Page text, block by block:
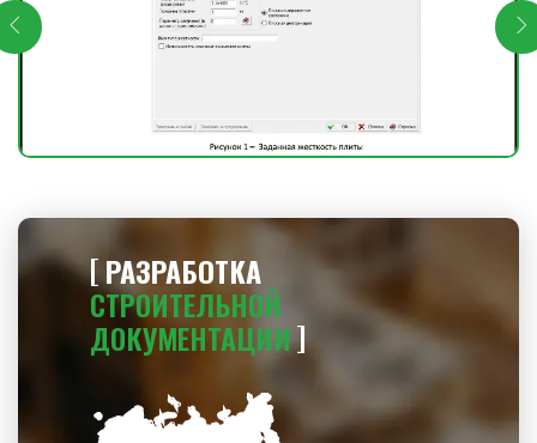
РАЗРАБОТКА
СТРОИТЕЛЬНОЙ
ДОКУМЕНТАЦИИ